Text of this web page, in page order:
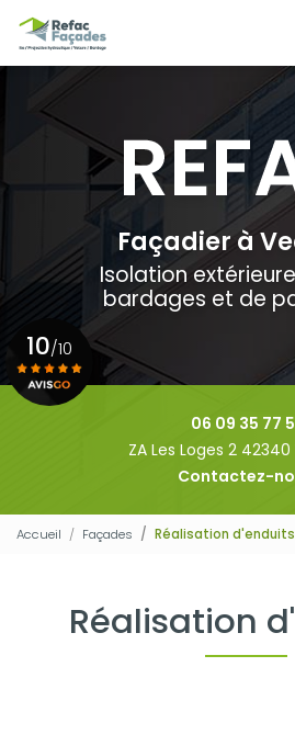
au
contenu
principal
Façadier à
Isolation
bardages et de
06 09 35 77
ZA Les Loges 2 42340
Contactez-
10/10
Accueil Façades Réalisation d'enduits
Réalisation